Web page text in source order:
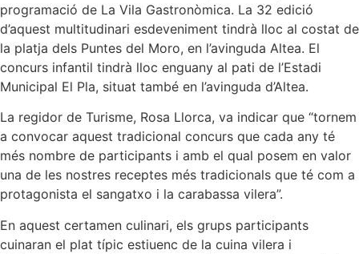
programació de La Vila Gastronòmica. La 32 edició
d’aquest multitudinari esdeveniment tindrà lloc al costat de
la platja dels Puntes del Moro, en l’avinguda Altea. El
concurs infantil tindrà lloc enguany al pati de l’Estadi
Municipal El Pla, situat també en l’avinguda d’Altea.
La regidor de Turisme, Rosa Llorca, va indicar que “tornem
a convocar aquest tradicional concurs que cada any té
més nombre de participants i amb el qual posem en valor
una de les nostres receptes més tradicionals que té com a
protagonista el sangatxo i la carabassa vilera”.
En aquest certamen culinari, els grups participants
cuinaran el plat típic estiuenc de la cuina vilera i